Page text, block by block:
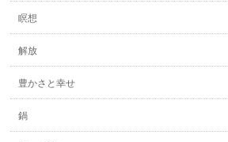
瞑想
解放
豊かさと幸せ
鍋